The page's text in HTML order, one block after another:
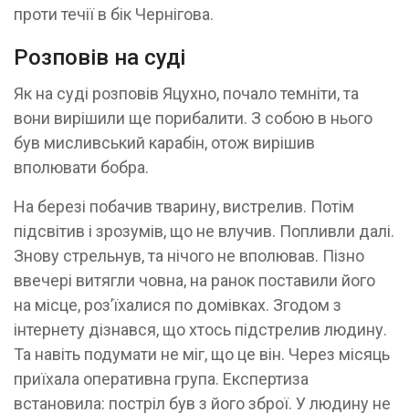
проти течії в бік Чернігова.
Розповів на суді
Як на суді розповів Яцухно, почало темніти, та
вони вирішили ще порибалити. З собою в нього
був мисливський карабін, отож вирішив
вполювати бобра.
На березі побачив тварину, вистрелив. Потім
підсвітив і зрозумів, що не влучив. Попливли далі.
Знову стрельнув, та нічого не вполював. Пізно
ввечері витягли човна, на ранок поставили його
на місце, роз’їхалися по домівках. Згодом з
інтернету дізнався, що хтось підстрелив людину.
Та навіть подумати не міг, що це він. Через місяць
приїхала оперативна група. Експертиза
встановила: постріл був з його зброї. У людину не